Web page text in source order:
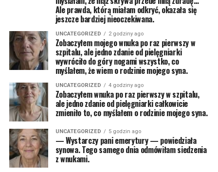
Ale prawda, którą miałam odkryć, okazała się
jeszcze bardziej nieoczekiwana.
UNCATEGORIZED 2 godziny ago
Zobaczyłem mojego wnuka po raz pierwszy w
szpitalu, ale jedno zdanie od pielęgniarki
wywróciło do góry nogami wszystko, co
myślałem, że wiem o rodzinie mojego syna.
UNCATEGORIZED 4 godziny ago
Zobaczyłem wnuka po raz pierwszy w szpitalu,
ale jedno zdanie od pielęgniarki całkowicie
zmieniło to, co myślałem o rodzinie mojego syna.
UNCATEGORIZED 5 godzin ago
— Wystarczy pani emerytury — powiedziała
synowa. Tego samego dnia odmówiłam siedzenia
z wnukami.